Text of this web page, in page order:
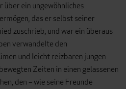
über ein ungewöhnliches
das er selbst seiner
zuschrieb, und war ein überaus
verwandelte den
und leicht reizbaren jungen
Zeiten in einen gelassenen
den – wie seine Freunde